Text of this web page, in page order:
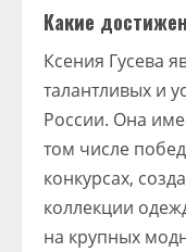
Какие
Ксения Гусева
талантливых и
России. Она
том числе
конкурсах,
коллекции
на крупных